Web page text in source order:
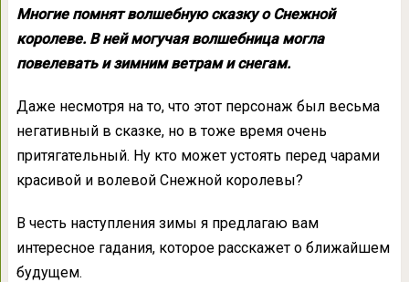
Многие помнят волшебную сказку о Снежной
королеве. В ней могучая волшебница могла
повелевать и зимним ветрам и снегам.
Даже несмотря на то, что этот персонаж был весьма
негативный в сказке, но в тоже время очень
притягательный. Ну кто может устоять перед чарами
красивой и волевой Снежной королевы?
В честь наступления зимы я предлагаю вам
интересное гадания, которое расскажет о ближайшем
будущем.